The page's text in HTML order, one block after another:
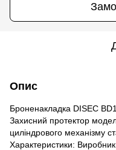
Опис
Броненакладка DISEC
Захисний протектор
циліндрового механізму
Характеристики: